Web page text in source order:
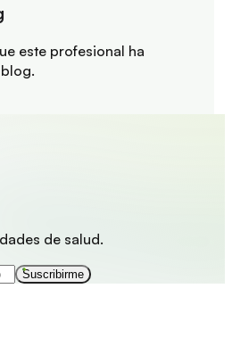
este profesional ha
de salud.
Suscribirme